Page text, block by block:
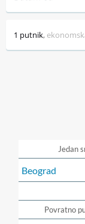
1 putnik,
Jedan
Beograd
Povratno